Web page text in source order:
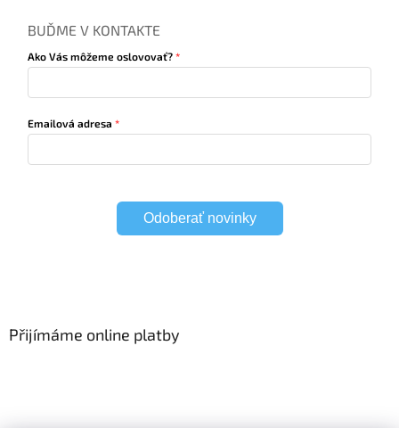
BUĎME V KONTAKTE
Ako Vás môžeme oslovovať?
Emailová adresa
Odoberať novinky
Přijímáme online platby